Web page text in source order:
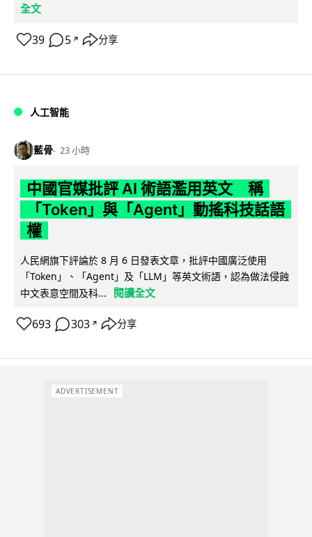
全文
39 5 ↗ 分享
人工智能
藍骨 23 小時
中國官媒批評 AI 術語濫用英文 稱
「Token」與「Agent」動搖科技話語
權
人民網旗下評論於 8 月 6 日發表文章，批評中國廣泛使用
「Token」、「Agent」及「LLM」等英文術語，認為做法侵蝕
中文表意空間及科...
閱讀全文
693 303 ↗ 分享
ADVERTISEMENT